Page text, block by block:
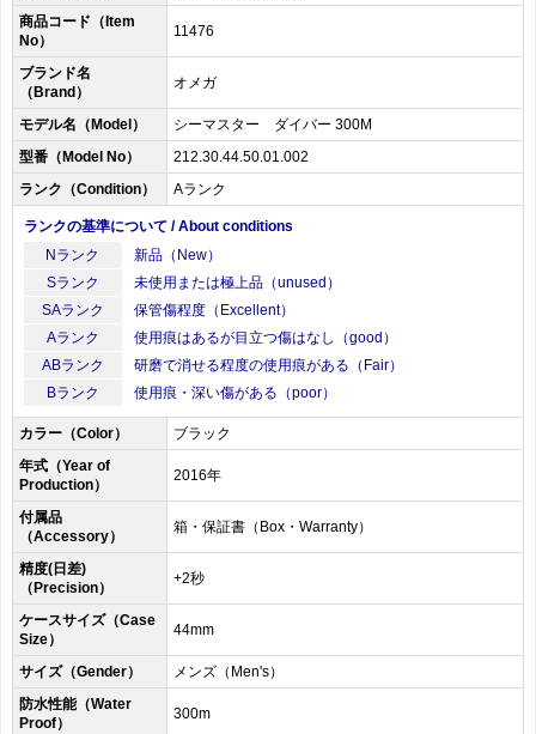
商品コード（Item
No）
11476
ブランド名
（Brand）
オメガ
モデル名（Model）
シーマスター ダイバー 300M
型番（Model No）
212.30.44.50.01.002
ランク（Condition）
Aランク
ランクの基準について / About conditions
Nランク
新品（New）
Sランク
未使用または極上品（unused）
SAランク
保管傷程度（Excellent）
Aランク
使用痕はあるが目立つ傷はなし（good）
ABランク
研磨で消せる程度の使用痕がある（Fair）
Bランク
使用痕・深い傷がある（poor）
カラー（Color）
ブラック
年式（Year of
Production）
2016年
付属品
（Accessory）
箱・保証書（Box・Warranty）
精度(日差)
（Precision）
+2秒
ケースサイズ（Case
Size）
44mm
サイズ（Gender）
メンズ（Men's）
防水性能（Water
Proof）
300m